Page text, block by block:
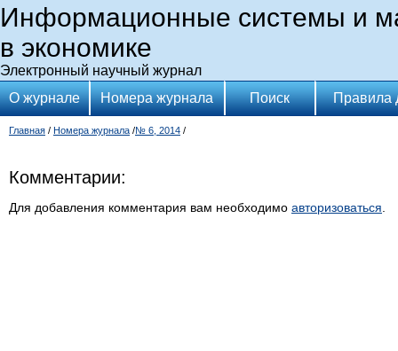
Информационные системы и
в экономике
Электронный научный журнал
О журнале
Номера журнала Поиск Правила
Главная / Номера журнала /№ 6, 2014 /
Комментарии:
Для добавления комментария вам необходимо авторизоваться